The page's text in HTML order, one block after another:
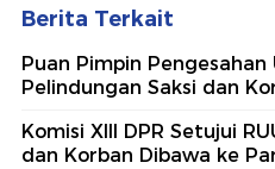
Berita Terkait
Puan Pimpin Pengesahan
Pelindungan Saksi dan
Komisi XIII DPR Setujui
dan Korban Dibawa ke